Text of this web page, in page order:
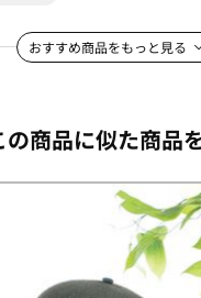
おすすめ商品をもっと見る
の商品に似た商品